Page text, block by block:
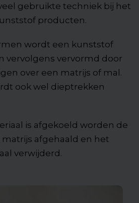
gebruikte techniek bij het
producten.
wordt een kunststof
vervolgens vervormd door
over een matrijs of mal.
ook wel dieptrekken
is afgekoeld worden de
afgehaald en het
verwijderd.